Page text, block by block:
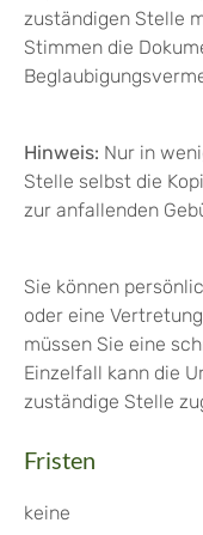
zuständigen Stelle
Stimmen die
Hinweis: Nur in
Stelle selbst die
zur anfallenden
Sie können
oder eine
müssen Sie eine
Einzelfall kann die
zuständige Stelle
Fristen
keine